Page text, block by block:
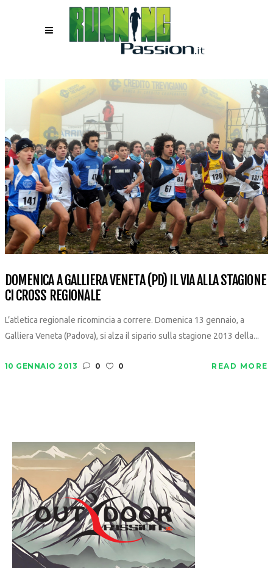
DOMENICA A GALLIERA VENETA (PD) IL VIA ALLA STAGIONE
CI CROSS REGIONALE
L’atletica regionale ricomincia a correre. Domenica 13 gennaio, a
Galliera Veneta (Padova), si alza il sipario sulla stagione 2013 della...
10 GENNAIO 2013 0 0 READ MORE